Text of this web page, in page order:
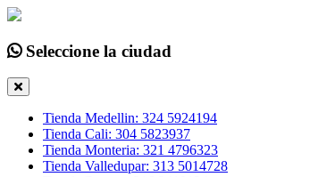
Seleccione la ciudad
Tienda Medellin: 324 5924194
Tienda Cali: 304 5823937
Tienda Monteria: 321 4796323
Tienda Valledupar: 313 5014728